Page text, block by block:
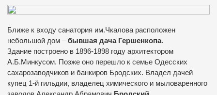
Ближе к входу санатория им.Чкалова расположен
небольшой дом –бывшая дача Гершенкопа.
Здание построено в 1896-1898 году архитектором
А.Б.Минкусом. Позже оно перешло к семье Одесских
сахарозаводчиков и банкиров Бродских. Владел дачей
купец 1-й гильдии, владелец химического и мыловаренного